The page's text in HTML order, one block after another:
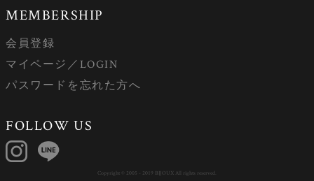
MEMBERSHIP
会員登録
マイページ／LOGIN
パスワードを忘れた方へ
FOLLOW US
Copyright © 2005 - 2019 BIJOUX All rights reserved.